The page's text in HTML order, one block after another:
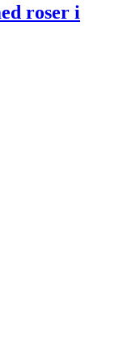
roser i